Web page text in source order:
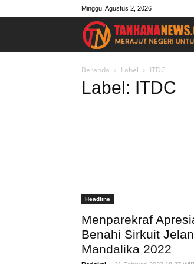
Minggu, Agustus 2, 2026
Beranda Label ITDC
Label: ITDC
Headline
Menparekraf
Benahi Sirkuit
Mandalika 2022